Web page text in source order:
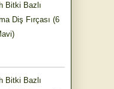
Bitki Bazlı
Diş Fırçası (6
Bitki Bazlı